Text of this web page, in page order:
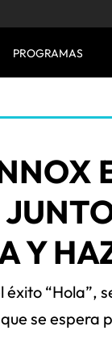
PROGRAMAS
Y
éxito “Hola”,
se espera